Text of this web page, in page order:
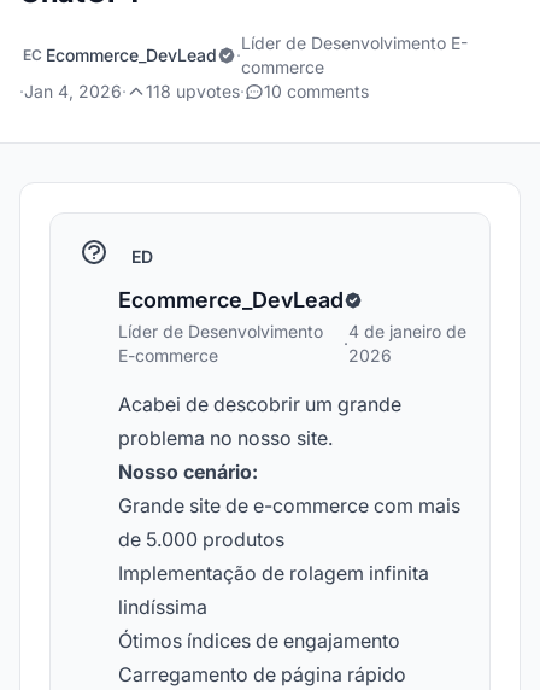
EC Ecommerce_DevLead ·
Líder de Desenvolvimento E-
commerce
·Jan 4, 2026· 118 upvotes· 10 comments
ED
Ecommerce_DevLead
Líder de Desenvolvimento
E-commerce
·
4 de janeiro de
2026
Acabei de descobrir um grande
problema no nosso site.
Nosso cenário:
Grande site de e-commerce com mais
de 5.000 produtos
Implementação de rolagem infinita
lindíssima
Ótimos índices de engajamento
Carregamento de página rápido